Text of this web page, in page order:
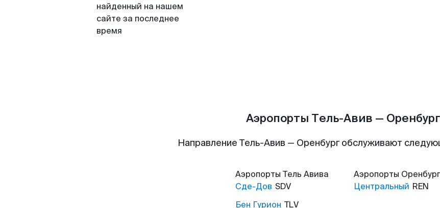
найденный на нашем
сайте за последнее
время
Аэропорты Тель-Авив — Оренбург
Направление Тель-Авив — Оренбург обслуживают
Аэропорты Тель Авива
Сде-Дов SDV
Бен Гурион TLV
Аэропорты
Центральный REN